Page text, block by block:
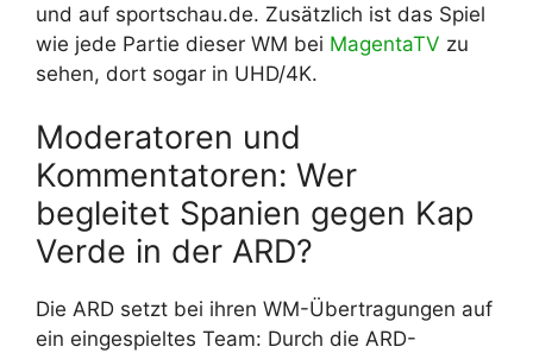
und auf sportschau.de. Zusätzlich ist das Spiel
wie jede Partie dieser WM bei MagentaTV zu
sehen, dort sogar in UHD/4K.
Moderatoren und
Kommentatoren: Wer
begleitet Spanien gegen Kap
Verde in der ARD?
Die ARD setzt bei ihren WM-Übertragungen auf
ein eingespieltes Team: Durch die ARD-